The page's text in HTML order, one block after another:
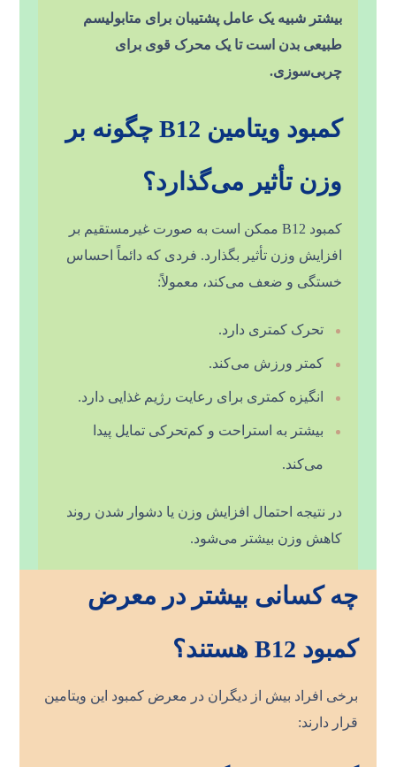
بیشتر شبیه یک عامل پشتیبان برای متابولیسم
طبیعی بدن است تا یک محرک قوی برای
چربی‌سوزی.
کمبود ویتامین B12 چگونه بر
وزن تأثیر می‌گذارد؟
کمبود B12 ممکن است به صورت غیرمستقیم بر
افزایش وزن تأثیر بگذارد. فردی که دائماً احساس
خستگی و ضعف می‌کند، معمولاً:
تحرک کمتری دارد.
کمتر ورزش می‌کند.
انگیزه کمتری برای رعایت رژیم غذایی دارد.
بیشتر به استراحت و کم‌تحرکی تمایل پیدا
می‌کند.
در نتیجه احتمال افزایش وزن یا دشوار شدن روند
کاهش وزن بیشتر می‌شود.
چه کسانی بیشتر در معرض
کمبود B12 هستند؟
برخی افراد بیش از دیگران در معرض کمبود این ویتامین
قرار دارند: